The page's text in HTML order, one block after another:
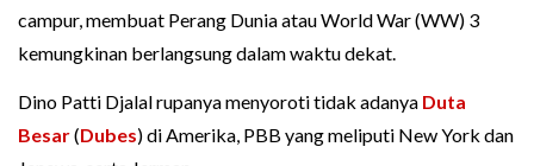
campur, membuat Perang Dunia atau World War (WW) 3
kemungkinan berlangsung dalam waktu dekat.
Dino Patti Djalal rupanya menyoroti tidak adanya Duta
Besar(Dubes) di Amerika, PBB yang meliputi New York dan